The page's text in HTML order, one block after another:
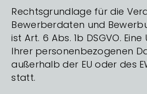
Rechtsgrundlage für die
Bewerberdaten und
ist Art. 6 Abs. 1b DSGVO.
Ihrer personenbezogenen
außerhalb der EU oder des
statt.